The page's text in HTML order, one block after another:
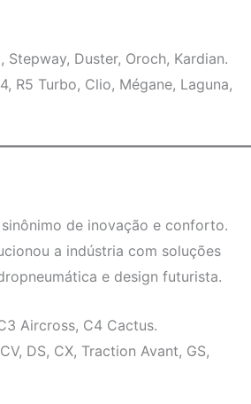
Stepway, Duster, Oroch, Kardian.
R5 Turbo, Clio, Mégane, Laguna,
de inovação e conforto.
a indústria com soluções
e design futurista.
Aircross, C4 Cactus.
DS, CX, Traction Avant, GS,